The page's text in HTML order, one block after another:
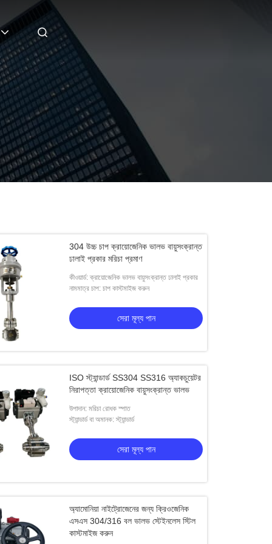
304 উচ্চ চাপ ক্রায়োজেনিক ভালভ বায়ুসংক্রান্ত
ঢালাই প্রকার মরিচা প্রমাণ
কীওয়ার্ড: ক্রায়োজেনিক ভালভ বায়ুসংক্রান্ত ঢালাই প্রকার
নামমাত্র চাপ: চাপ কাস্টমাইজ করুন
সেরা মূল্য পান
ISO স্ট্যান্ডার্ড SS304 SS316 অ্যাকচুয়েটর
নিরাপত্তা ক্রায়োজেনিক বায়ুসংক্রান্ত ভালভ
উপাদান: মরিচা রোধক স্পাত
স্ট্যান্ডার্ড বা অমানক: স্ট্যান্ডার্ড
সেরা মূল্য পান
অ্যামোনিয়া নাইট্রোজেনের জন্য ক্রিওজেনিক
এসএস 304/316 বল ভালভ স্টেইনলেস স্টিল
কাস্টমাইজ করুন